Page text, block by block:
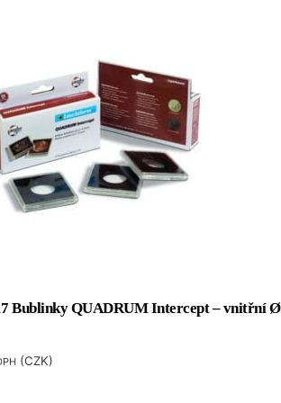
Bublinky QUADRUM Intercept – vnitřní
(CZK)